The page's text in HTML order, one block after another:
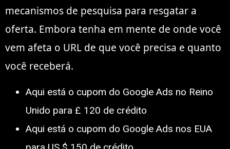
mecanismos de pesquisa para resgatar a
oferta. Embora tenha em mente de onde você
vem afeta o URL de que você precisa e quanto
você receberá.
Aqui está o cupom do Google Ads no Reino
Unido para £ 120 de crédito
Aqui está o cupom do Google Ads nos EUA